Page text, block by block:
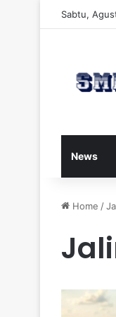
Sabtu,
News
Home /